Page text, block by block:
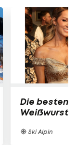
Die besten
Weißwurst-
Ski Alpin